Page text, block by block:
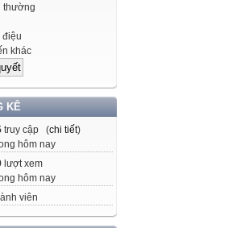
thường
khác
KÊ
truy cập (chi tiết)
hôm nay
lượt xem
hôm nay
viên